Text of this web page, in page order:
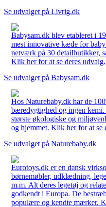
Se udvalget på Livrig.dk
Babysam.dk blev etableret i
mest innovative kæde for
netværk på 30 detailbutikker,
Klik her for at se deres udvalg.
Se udvalget på Babysam.dk
Hos Naturebaby.dk har de
bæredygtighed og ingen
største økologiske og
og hjemmet. Klik her for at se
Se udvalget på Naturebaby.dk
Eurotoys.dk er en dansk
børnemøbler, udklædning,
m.m. Alt deres legetøj og
godkendt i Europa. De
populære og kendte mærker.